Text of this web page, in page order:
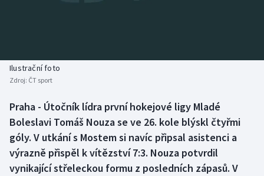
Biatlon
Boby a skeleton
Box
Curling
Aplikace ČT sport
AZ kvíz
Ilustrační foto
Zdroj: ČT sport
Praha - Útočník lídra první hokejové ligy Mladé
Boleslavi Tomáš Nouza se ve 26. kole blýskl čtyřmi
góly. V utkání s Mostem si navíc připsal asistenci a
výrazně přispěl k vítězství 7:3. Nouza potvrdil
vynikající střeleckou formu z posledních zápasů. V